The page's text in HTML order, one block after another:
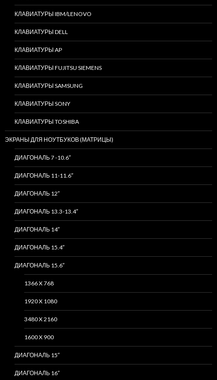
КЛАВИАТУРЫ IBM/LENOVO
КЛАВИАТУРЫ DELL
КЛАВИАТУРЫ AP
КЛАВИАТУРЫ FUJITSU SIEMENS
КЛАВИАТУРЫ SAMSUNG
КЛАВИАТУРЫ SONY
КЛАВИАТУРЫ TOSHIBA
ЭКРАНЫ ДЛЯ НОУТБУКОВ (МАТРИЦЫ)
ДИАГОНАЛЬ 7 -10.6″
ДИАГОНАЛЬ 11-11.6″
ДИАГОНАЛЬ 12″
ДИАГОНАЛЬ 13.3-13.4″
ДИАГОНАЛЬ 14″
ДИАГОНАЛЬ 15.4″
ДИАГОНАЛЬ 15.6″
1366 X 768
1920 X 1080
3480 X 2160
1600 X 900
ДИАГОНАЛЬ 15″
ДИАГОНАЛЬ 16″